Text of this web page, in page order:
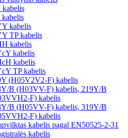
kabelis
TP kabelis
kabelis
kabelis
kabelis
TP kabelis
(H05V2V2-F) kabelis
B (H03VV-F) kabelis, 219Y/B
F) kabelis
B (H05VV-F) kabelis, 319Y/B
F) kabelis
kabelis pagal EN50525-2-31
kabelis